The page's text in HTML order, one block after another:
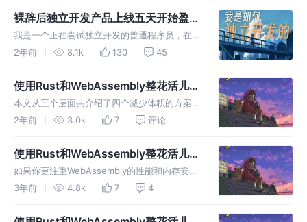
裸辞后独立开发产品上线五天开始盈
利，我是怎么做的？分享我的过程
（上）
我是一个正在尝试独立开发的普通程序员，在此
跟各位分享我的过程，不仅是我对自己的复盘，
弟一点参考。
2年前 8.1k 130 45
使用Rust和WebAssembly整花活儿
(四)——更小更小的wasm文件体积
本文从三个层面共介绍了四个减少体积的方案，
快来叠加所有优化buff，最大程度优化你的
2年前 3.0k 7 评论
使用Rust和WebAssembly整花活儿
(三)——Rust与JS交互
如果你更注重WebAssembly的性能和内存安全
性，那么使用Rust整花活儿是个更好的选择。
3年前 4.8k 7 4